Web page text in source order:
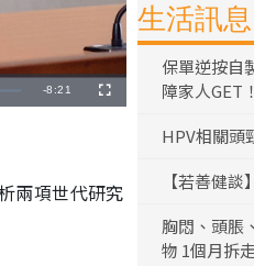
剩
間
-8:21
全
螢
兩項世代研究
生活訊息
保單逆按自
障家人GET
HPV相關頭
【若善健
胸悶、頭脹
物 1個月拆